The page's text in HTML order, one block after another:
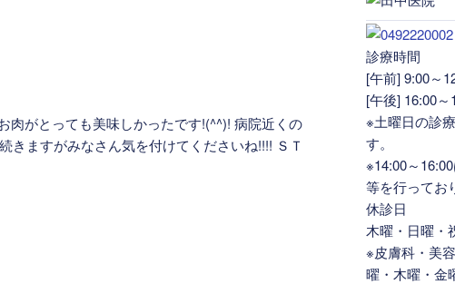
がとっても美味しかったです!(^^)! 病院近くの
ますがみなさん気を付けてくださいね!!!! ＳＴ
診療時間
[午前] 9:00～
[午後] 16:00～
※土曜日の診
す。
※14:00～
等を行ってお
休診日
木曜・日曜・
※皮膚科・美
曜・木曜・金